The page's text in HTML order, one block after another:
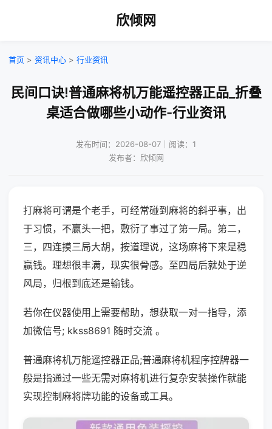
欣倾网
首页 > 资讯中心 > 行业资讯
民间口诀!普通麻将机万能遥控器正品_折叠
桌适合做哪些小动作-行业资讯
发布时间：2026-08-07｜阅读：1
发布者：欣倾网
打麻将可谓是个老手，可经常碰到麻将的斜乎事，出
于习惯，不赢头一把，敷衍了事过了第一局。第二，
三，四连摸三局大胡，按道理说，这场麻将下来是稳
赢钱。理想很丰满，现实很骨感。至四局后就处于逆
风局，归根到底还是输钱。
若你在仪器使用上需要帮助，想获取一对一指导，添
加微信号; kkss8691 随时交流 。
普通麻将机万能遥控器正品;普通麻将机程序控牌器一
般是指通过一些无需对麻将机进行复杂安装操作就能
实现控制麻将牌功能的设备或工具。